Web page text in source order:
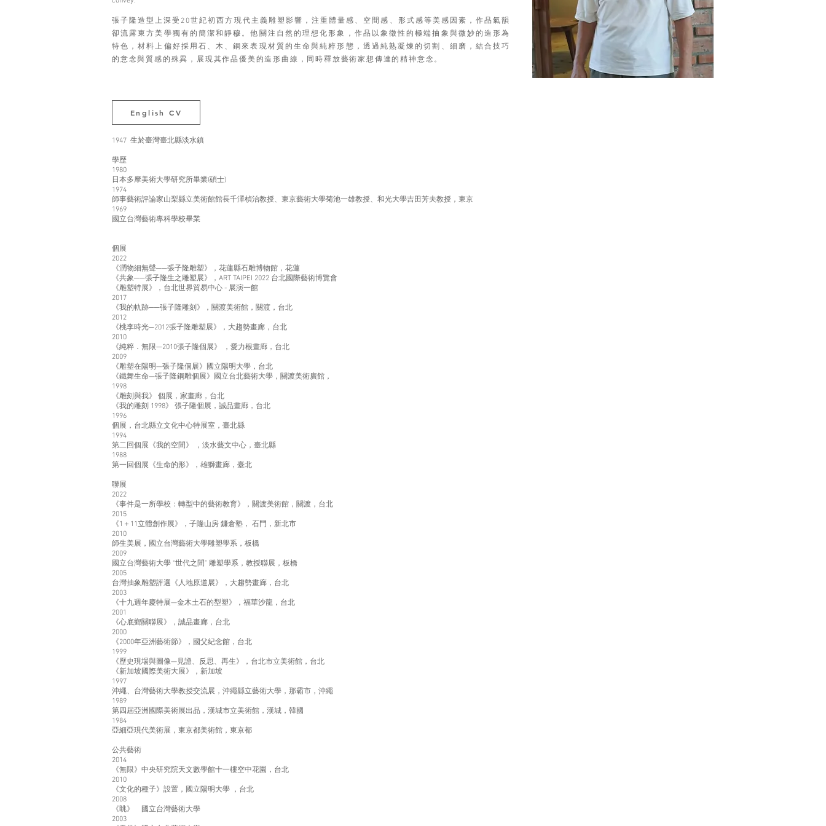
張子隆造型上深受20世紀初西方現代主義雕塑影響，注重體量感、空間感、形式感等美感因素，作品氣韻
卻流露東方美學獨有的簡潔和靜穆。他關注自然的理想化形象，作品以象徵性的極端抽象與微妙的造形為
特色，材料上偏好採用石、木、銅來表現材質的生命與純粹形態，透過純熟凝煉的切割、細磨，結合技巧
的意念與質感的殊異，展現其作品優美的造形曲線，同時釋放藝術家想傳達的精神意念。
English CV
1947 生於臺灣臺北縣淡水鎮
學歷
1980
日本多摩美術大學研究所畢業(碩士)
1974
師事藝術評論家山梨縣立美術館館長千澤楨治教授、東京藝術大學菊池一雄教授、和光大學吉田芳夫教授，東京
1969
國立台灣藝術專科學校畢業
個展
2022
《潤物細無聲──張子隆雕塑》，花蓮縣石雕博物館，花蓮
《共象──張子隆生之雕塑展》，ART TAIPEI 2022 台北國際藝術博覽會
《雕塑特展》，台北世界貿易中心 - 展演一館
2017
《我的軌跡──張子隆雕刻》，關渡美術館，關渡，台北
2012
《桃李時光─2012張子隆雕塑展》，大趨勢畫廊，台北
2010
《純粹．無限—2010張子隆個展》 ，愛力根畫廊，台北
2009
《雕塑在陽明—張子隆個展》國立陽明大學，台北
《鐵舞生命—張子隆鋼雕個展》國立台北藝術大學，關渡美術廣館，
1998
《雕刻與我》 個展，家畫廊，台北
《我的雕刻 1998》 張子隆個展，誠品畫廊，台北
1996
個展，台北縣立文化中心特展室，臺北縣
1994
第二回個展《我的空間》 ，淡水藝文中心，臺北縣
1988
第一回個展《生命的形》，雄獅畫廊，臺北
聯展
2022
《事件是一所學校：轉型中的藝術教育》，關渡美術館，關渡，台北
2015
《1＋11立體創作展》，子隆山房 鐮倉塾， 石門，新北市
2010
師生美展，國立台灣藝術大學雕塑學系，板橋
2009
國立台灣藝術大學 “世代之間” 雕塑學系，教授聯展，板橋
2005
台灣抽象雕塑評選《人地原道展》，大趨勢畫廊，台北
2003
《十九週年慶特展—金木土石的型塑》，福華沙龍，台北
2001
《心底鄉關聯展》，誠品畫廊，台北
2000
《2000年亞洲藝術節》，國父紀念館，台北
1999
《歷史現場與圖像—見證、反思、再生》，台北市立美術館，台北
《新加坡國際美術大展》，新加坡
1997
沖繩、台灣藝術大學教授交流展，沖繩縣立藝術大學，那霸市，沖繩
1989
第四屆亞洲國際美術展出品，漢城市立美術館，漢城，韓國
1984
亞細亞現代美術展，東京都美術館，東京都
公共藝術
2014
《無限》中央研究院天文數學館十一樓空中花園，台北
2010
《文化的種子》設置，國立陽明大學 ，台北
2008
《眺》 國立台灣藝術大學
2003